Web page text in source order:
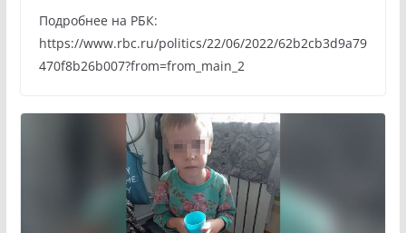
Подробнее на РБК:
https://www.rbc.ru/politics/22/06/2022/62b2cb3d9a79
470f8b26b007?from=from_main_2